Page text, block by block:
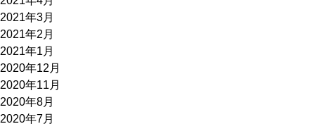
2021年3月
2021年2月
2021年1月
2020年12月
2020年11月
2020年8月
2020年7月